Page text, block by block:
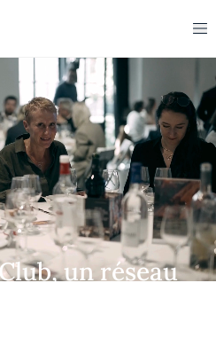
un réseau